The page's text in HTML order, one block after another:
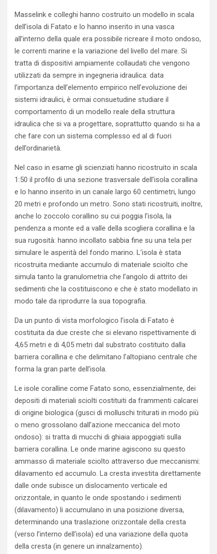
Masselink e colleghi hanno costruito un modello in scala
dell’isola di Fatato e lo hanno inserito in una vasca
all’interno della quale era possibile ricreare il moto ondoso,
le correnti marine e la variazione del livello del mare. Si
tratta di dispositivi ampiamente collaudati che vengono
utilizzati da sempre in ingegneria idraulica: data
l’importanza dell’elemento empirico nell’evoluzione dei
sistemi idraulici, è ormai consuetudine studiare il
comportamento di un modello reale della struttura
idraulica che si va a progettare, soprattutto quando si ha a
che fare con un sistema complesso ed al di fuori
dell’ordinarietà.
Nel caso in esame gli scienziati hanno ricostruito in scala
1:50 il profilo di una sezione trasversale dell’isola corallina
e lo hanno inserito in un canale largo 60 centimetri, lungo
20 metri e profondo un metro. Sono stati ricostruiti, inoltre,
anche lo zoccolo corallino su cui poggia l’isola, la
pendenza a monte ed a valle della scogliera corallina e la
sua rugosità: hanno incollato sabbia fine su una tela per
simulare le asperità del fondo marino. L’isola è stata
ricostruita mediante accumulo di materiale sciolto che
simula tanto la granulometria che l’angolo di attrito dei
sedimenti che la costituiscono e che è stato modellato in
modo tale da riprodurre la sua topografia.
Da un punto di vista morfologico l’isola di Fatato è
costituita da due creste che si elevano rispettivamente di
4,65 metri e di 4,05 metri dal substrato costituito dalla
barriera corallina e che delimitano l’altopiano centrale che
forma la gran parte dell’isola.
Le isole coralline come Fatato sono, essenzialmente, dei
depositi di materiali sciolti costituiti da frammenti calcarei
di origine biologica (gusci di molluschi triturati in modo più
o meno grossolano dall’azione meccanica del moto
ondoso): si tratta di mucchi di ghiaia appoggiati sulla
barriera corallina. Le onde marine agiscono su questo
ammasso di materiale sciolto attraverso due meccanismi:
dilavamento ed accumulo. La cresta investita direttamente
dalle onde subisce un dislocamento verticale ed
orizzontale, in quanto le onde spostando i sedimenti
(dilavamento) li accumulano in una posizione diversa,
determinando una traslazione orizzontale della cresta
(verso l’interno dell’isola) ed una variazione della quota
della cresta (in genere un innalzamento).